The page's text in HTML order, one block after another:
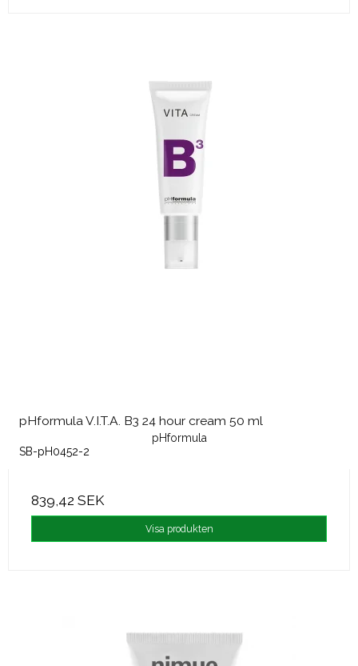
pHformula V.I.T.A. B3 24 hour cream 50 ml
pHformula
SB-pH0452-2
839,42 SEK
Visa produkten